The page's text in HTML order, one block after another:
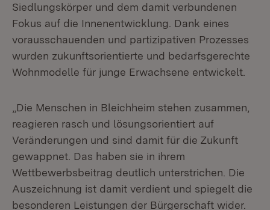
Siedlungskörper und dem damit verbundenen
Fokus auf die Innenentwicklung. Dank eines
vorausschauenden und partizipativen Prozesses
wurden zukunftsorientierte und bedarfsgerechte
Wohnmodelle für junge Erwachsene entwickelt.
„Die Menschen in Bleichheim stehen zusammen,
reagieren rasch und lösungsorientiert auf
Veränderungen und sind damit für die Zukunft
gewappnet. Das haben sie in ihrem
Wettbewerbsbeitrag deutlich unterstrichen. Die
Auszeichnung ist damit verdient und spiegelt die
besonderen Leistungen der Bürgerschaft wider.